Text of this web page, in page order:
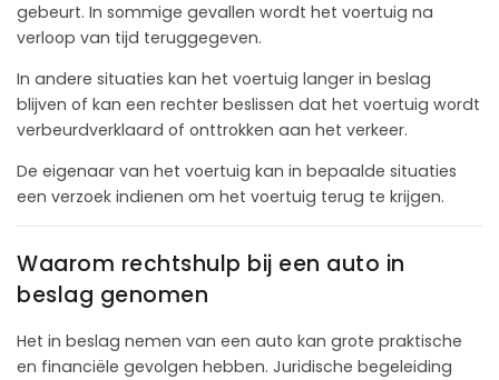
gebeurt. In sommige gevallen wordt het voertuig na
verloop van tijd teruggegeven.
In andere situaties kan het voertuig langer in beslag
blijven of kan een rechter beslissen dat het voertuig wordt
verbeurdverklaard of onttrokken aan het verkeer.
De eigenaar van het voertuig kan in bepaalde situaties
een verzoek indienen om het voertuig terug te krijgen.
Waarom rechtshulp bij een auto in
beslag genomen
Het in beslag nemen van een auto kan grote praktische
en financiële gevolgen hebben. Juridische begeleiding